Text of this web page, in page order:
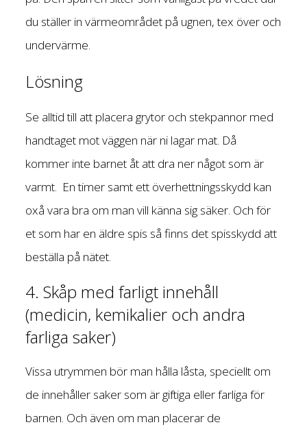
du ställer in värmeområdet på ugnen, tex över och
undervärme.
Lösning
Se alltid till att placera grytor och stekpannor med
handtaget mot väggen när ni lagar mat. Då
kommer inte barnet åt att dra ner något som är
varmt. En timer samt ett överhettningsskydd kan
oxå vara bra om man vill känna sig säker. Och för
et som har en äldre spis så finns det spisskydd att
beställa på nätet.
4. Skåp med farligt innehåll
(medicin, kemikalier och andra
farliga saker)
Vissa utrymmen bör man hålla låsta, speciellt om
de innehåller saker som är giftiga eller farliga för
barnen. Och även om man placerar de